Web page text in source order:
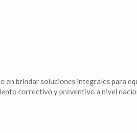
en brindar soluciones integrales para
correctivo y preventivo a nivel